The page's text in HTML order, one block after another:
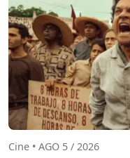
Cine • AGO 5 / 2026